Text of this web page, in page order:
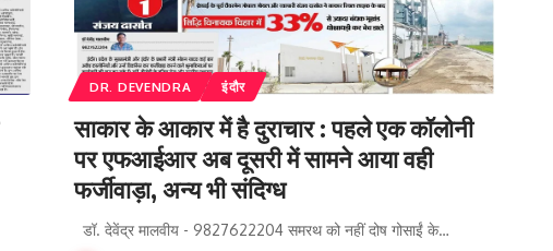
DR. DEVENDRA इंदौर
साकार के आकार में है दुराचार : पहले एक कॉलोनी
पर एफआईआर अब दूसरी में सामने आया वही
फर्जीवाड़ा, अन्य भी संदिग्ध
डॉ. देवेंद्र मालवीय - 9827622204 समरथ को नहीं दोष गोसाईं के…